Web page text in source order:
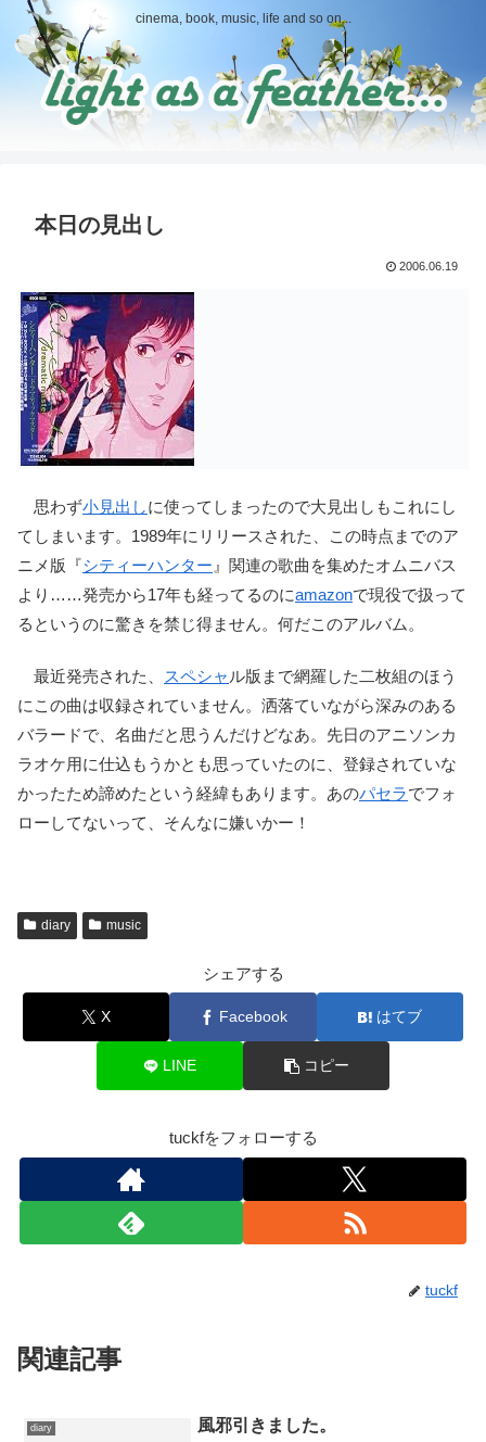
cinema, book, music, life and so on...
本日の見出し
2006.06.19
思わず小見出しに使ってしまったので大見出しもこれにし
てしまいます。1989年にリリースされた、この時点までのア
ニメ版『シティーハンター 』関連の歌曲を集めたオムニバス
より……発売から17年も経ってるのにamazonで現役で扱って
るというのに驚きを禁じ得ません。何だこのアルバム。
最近発売された、 スペシャ ル版まで網羅した二枚組のほう
にこの曲は収録されていません。洒落ていながら深みのある
バラードで、名曲だと思うんだけどなあ。先日のアニソンカ
ラオケ用に仕込もうかとも思っていたのに、登録されていな
かったため諦めたという経緯もあります。あのパセラでフォ
ローしてないって、そんなに嫌いかー！
diary music
シェアする
X Facebook はてブ
LINE コピー
tuckfをフォローする
tuckf
関連記事
diary 風邪引きました。